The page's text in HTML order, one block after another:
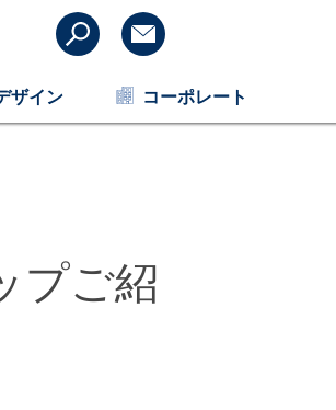
ザイン コーポレート
プご紹